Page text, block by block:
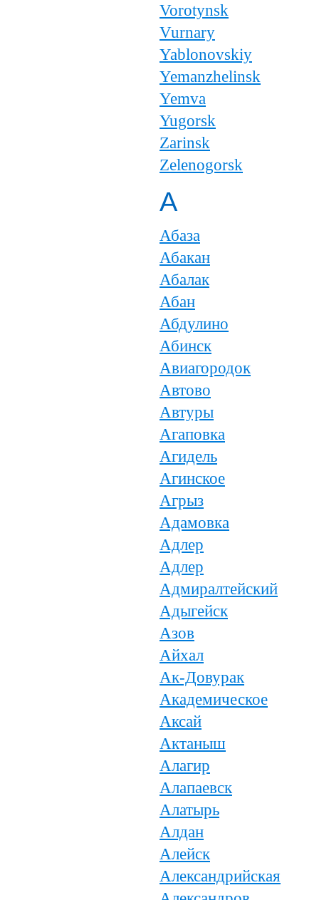
Vorotynsk
Vurnary
Yablonovskiy
Yemanzhelinsk
Yemva
Yugorsk
Zarinsk
Zelenogorsk
А
Абаза
Абакан
Абалак
Абан
Абдулино
Абинск
Авиагородок
Автово
Автуры
Агаповка
Агидель
Агинское
Агрыз
Адамовка
Адлер
Адлер
Адмиралтейский
Адыгейск
Азов
Айхал
Ак-Довурак
Академическое
Аксай
Актаныш
Алагир
Алапаевск
Алатырь
Алдан
Алейск
Александрийская